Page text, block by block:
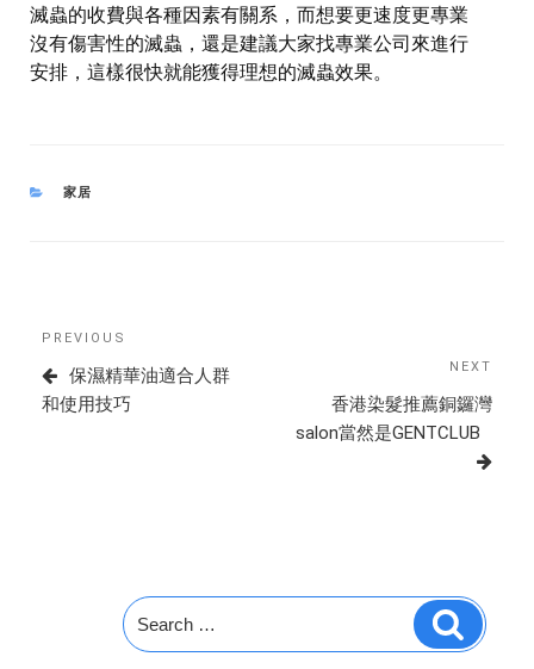
滅蟲的收費與各種因素有關系，而想要更速度更專業
沒有傷害性的滅蟲，還是建議大家找專業公司來進行
安排，這樣很快就能獲得理想的滅蟲效果。
CATEGORIES
家居
navigation
Previous
Post
PREVIOUS
保濕精華油適合人群
和使用技巧
Post
NEXT
香港染髮推薦銅鑼灣
salon當然是GENTCLUB
Search
for:
Search